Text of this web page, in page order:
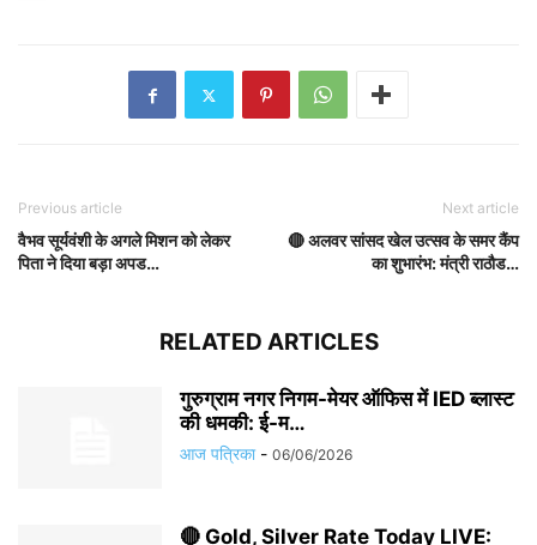
Previous article
वैभव सूर्यवंशी के अगले मिशन को लेकर
पिता ने दिया बड़ा अपड…
Next article
🔴 अलवर सांसद खेल उत्सव के समर कैंप
का शुभारंभ: मंत्री राठौड…
RELATED ARTICLES
गुरुग्राम नगर निगम-मेयर ऑफिस में IED ब्लास्ट
की धमकी: ई-म…
आज पत्रिका - 06/06/2026
🔴 Gold, Silver Rate Today LIVE: